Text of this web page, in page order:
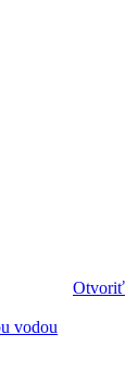
Otvoriť
vodou